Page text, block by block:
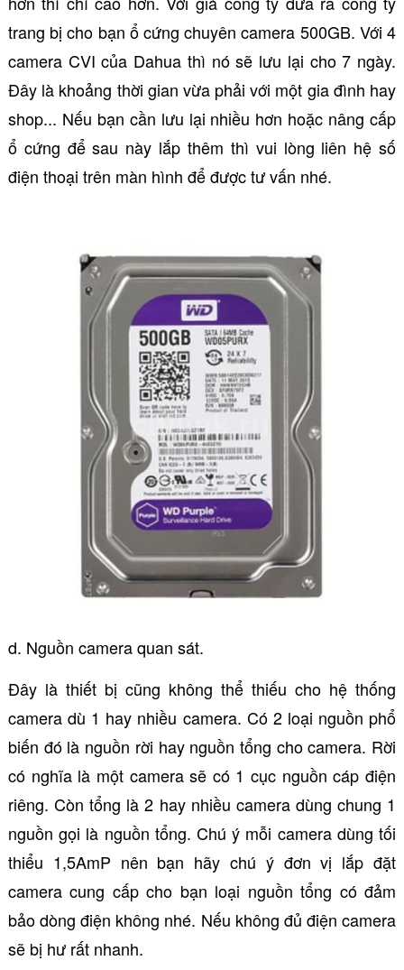
trang bị cho bạn ổ cứng chuyên camera 500GB. Với 4
camera CVI của Dahua thì nó sẽ lưu lại cho 7 ngày.
Đây là khoảng thời gian vừa phải với một gia đình hay
shop... Nếu bạn cần lưu lại nhiều hơn hoặc nâng cấp
ổ cứng để sau này lắp thêm thì vui lòng liên hệ số
điện thoại trên màn hình để được tư vấn nhé.
d. Nguồn camera quan sát.
Đây là thiết bị cũng không thể thiếu cho hệ thống
camera dù 1 hay nhiều camera. Có 2 loại nguồn phổ
biến đó là nguồn rời hay nguồn tổng cho camera. Rời
có nghĩa là một camera sẽ có 1 cục nguồn cáp điện
riêng. Còn tổng là 2 hay nhiều camera dùng chung 1
nguồn gọi là nguồn tổng. Chú ý mỗi camera dùng tối
thiểu 1,5AmP nên bạn hãy chú ý đơn vị lắp đặt
camera cung cấp cho bạn loại nguồn tổng có đảm
bảo dòng điện không nhé. Nếu không đủ điện camera
sẽ bị hư rất nhanh.